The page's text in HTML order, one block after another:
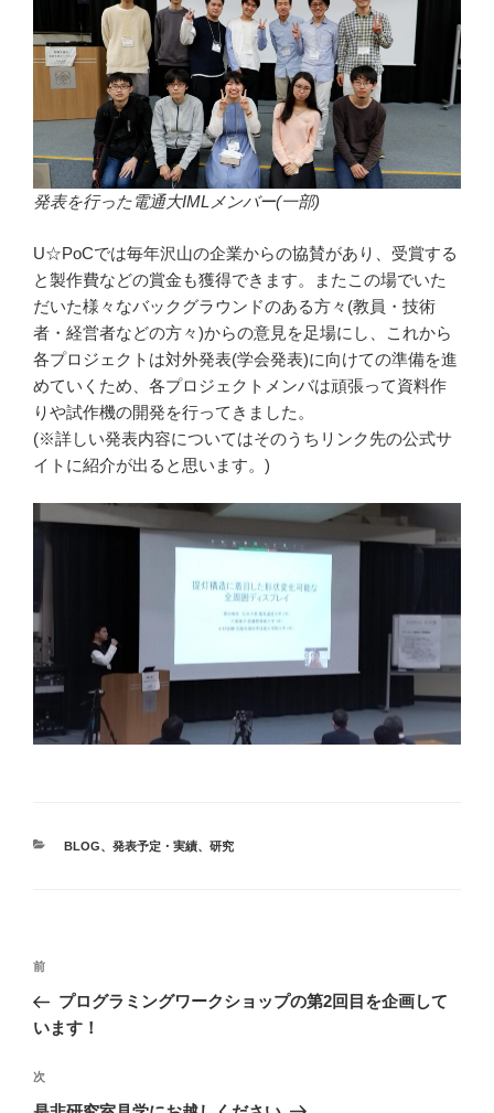
発表を行った電通大IMLメンバー(一部)
U☆PoCでは毎年沢山の企業からの協賛があり、受賞する
と製作費などの賞金も獲得できます。またこの場でいた
だいた様々なバックグラウンドのある方々(教員・技術
者・経営者などの方々)からの意見を足場にし、これから
各プロジェクトは対外発表(学会発表)に向けての準備を進
めていくため、各プロジェクトメンバは頑張って資料作
りや試作機の開発を行ってきました。
(※詳しい発表内容についてはそのうちリンク先の公式サ
イトに紹介が出ると思います。)
カ
BLOG、 発表予定・実績、 研究
投
ナ
ゲ
前
の
投
前
プログラミングワークショップの第2回目を企画して
います！
次
の
次